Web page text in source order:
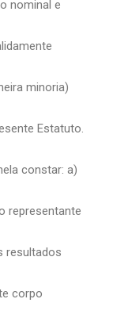
nominal e
minoria)
Estatuto.
constar: a)
representante
resultados
corpo